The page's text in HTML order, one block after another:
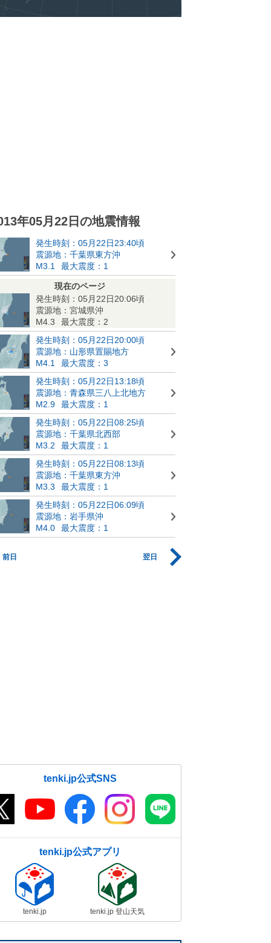
年05月22日の地震情報
発生時刻：05月22日23:40頃
震源地：千葉県東方沖
M3.1
最大震度：1
現在のページ
発生時刻：05月22日20:06頃
震源地：宮城県沖
M4.3
最大震度：2
発生時刻：05月22日20:00頃
震源地：山形県置賜地方
M4.1
最大震度：3
発生時刻：05月22日13:18頃
震源地：青森県三八上北地方
M2.9
最大震度：1
発生時刻：05月22日08:25頃
震源地：千葉県北西部
M3.2
最大震度：1
発生時刻：05月22日08:13頃
震源地：千葉県東方沖
M3.3
最大震度：1
発生時刻：05月22日06:09頃
震源地：岩手県沖
M4.0
最大震度：1
前日 翌日
tenki.jp公式SNS
tenki.jp公式アプリ
tenki.jp tenki.jp 登山天気